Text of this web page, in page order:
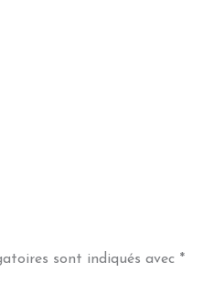
sont indiqués avec *